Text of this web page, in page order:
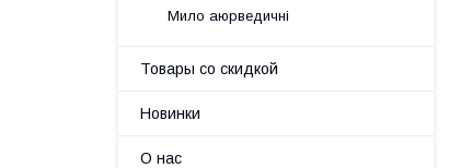
Мило аюрведичні
Товары со скидкой
Новинки
О нас